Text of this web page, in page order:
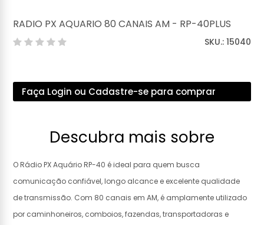
RADIO PX AQUARIO 80 CANAIS AM - RP-40PLUS
SKU.: 15040
Faça Login ou Cadastre-se para comprar
Descubra mais sobre
O Rádio PX Aquário RP-40 é ideal para quem busca
comunicação confiável, longo alcance e excelente qualidade
de transmissão. Com 80 canais em AM, é amplamente utilizado
por caminhoneiros, comboios, fazendas, transportadoras e